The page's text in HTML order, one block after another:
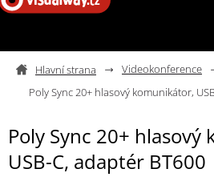
Přejít na obsah
Videokonference
Poly Sync 20+ hlasový komunikátor,
Poly Sync 20+
USB-C, adaptér BT600